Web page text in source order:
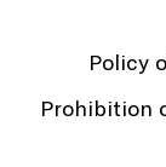
Policy
Prohibition